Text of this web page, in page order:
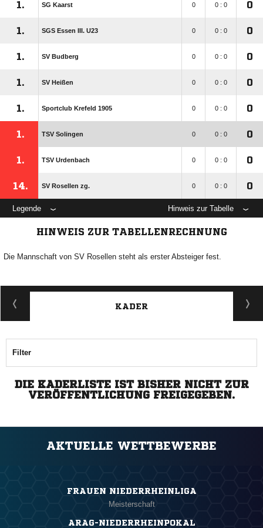
1. SG Kaarst 0 0 : 0 0
1. SGS Essen III. U23 0 0 : 0 0
1. SV Budberg 0 0 : 0 0
1. SV Heißen 0 0 : 0 0
1. Sportclub Krefeld 1905 0 0 : 0 0
1. TSV Solingen 0 0 : 0 0
1. TSV Urdenbach 0 0 : 0 0
14. SV Rosellen zg. 0 0 : 0 0
Legende Hinweis zur Tabelle
HINWEIS ZUR TABELLENRECHNUNG
Die Mannschaft von SV Rosellen steht als erster Absteiger fest.
KADER
Filter
DIE KADERLISTE IST BISHER NICHT ZUR
VERÖFFENTLICHUNG FREIGEGEBEN.
AKTUELLE WETTBEWERBE
FRAUEN NIEDERRHEINLIGA
Meisterschaft
ARAG-NIEDERRHEINPOKAL